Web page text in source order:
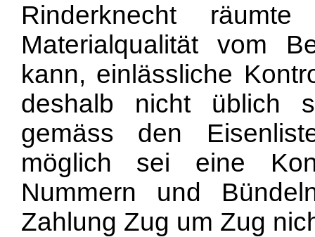
Rinderknecht
Materialqualität vom
kann, einlässliche
deshalb nicht üblich
gemäss den
möglich sei eine
Nummern und
Zahlung Zug um Zug